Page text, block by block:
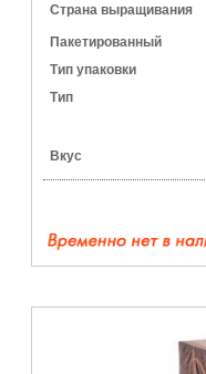
Страна выращивания
Пакетированный
Тип упаковки
Тип
Вкус